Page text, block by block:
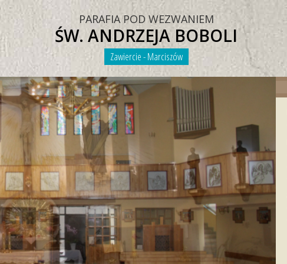
PARAFIA POD WEZWANIEM
ŚW. ANDRZEJA BOBOLI
Zawiercie - Marciszów